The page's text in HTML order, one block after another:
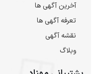
آخرین آگهی ها
تعرفه آگهی ها
نقشه آگهی
وبلاگ